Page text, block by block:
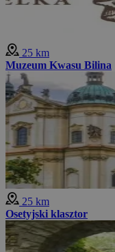
25 km
Muzeum Kwasu Bilina
25 km
Osetyjski klasztor